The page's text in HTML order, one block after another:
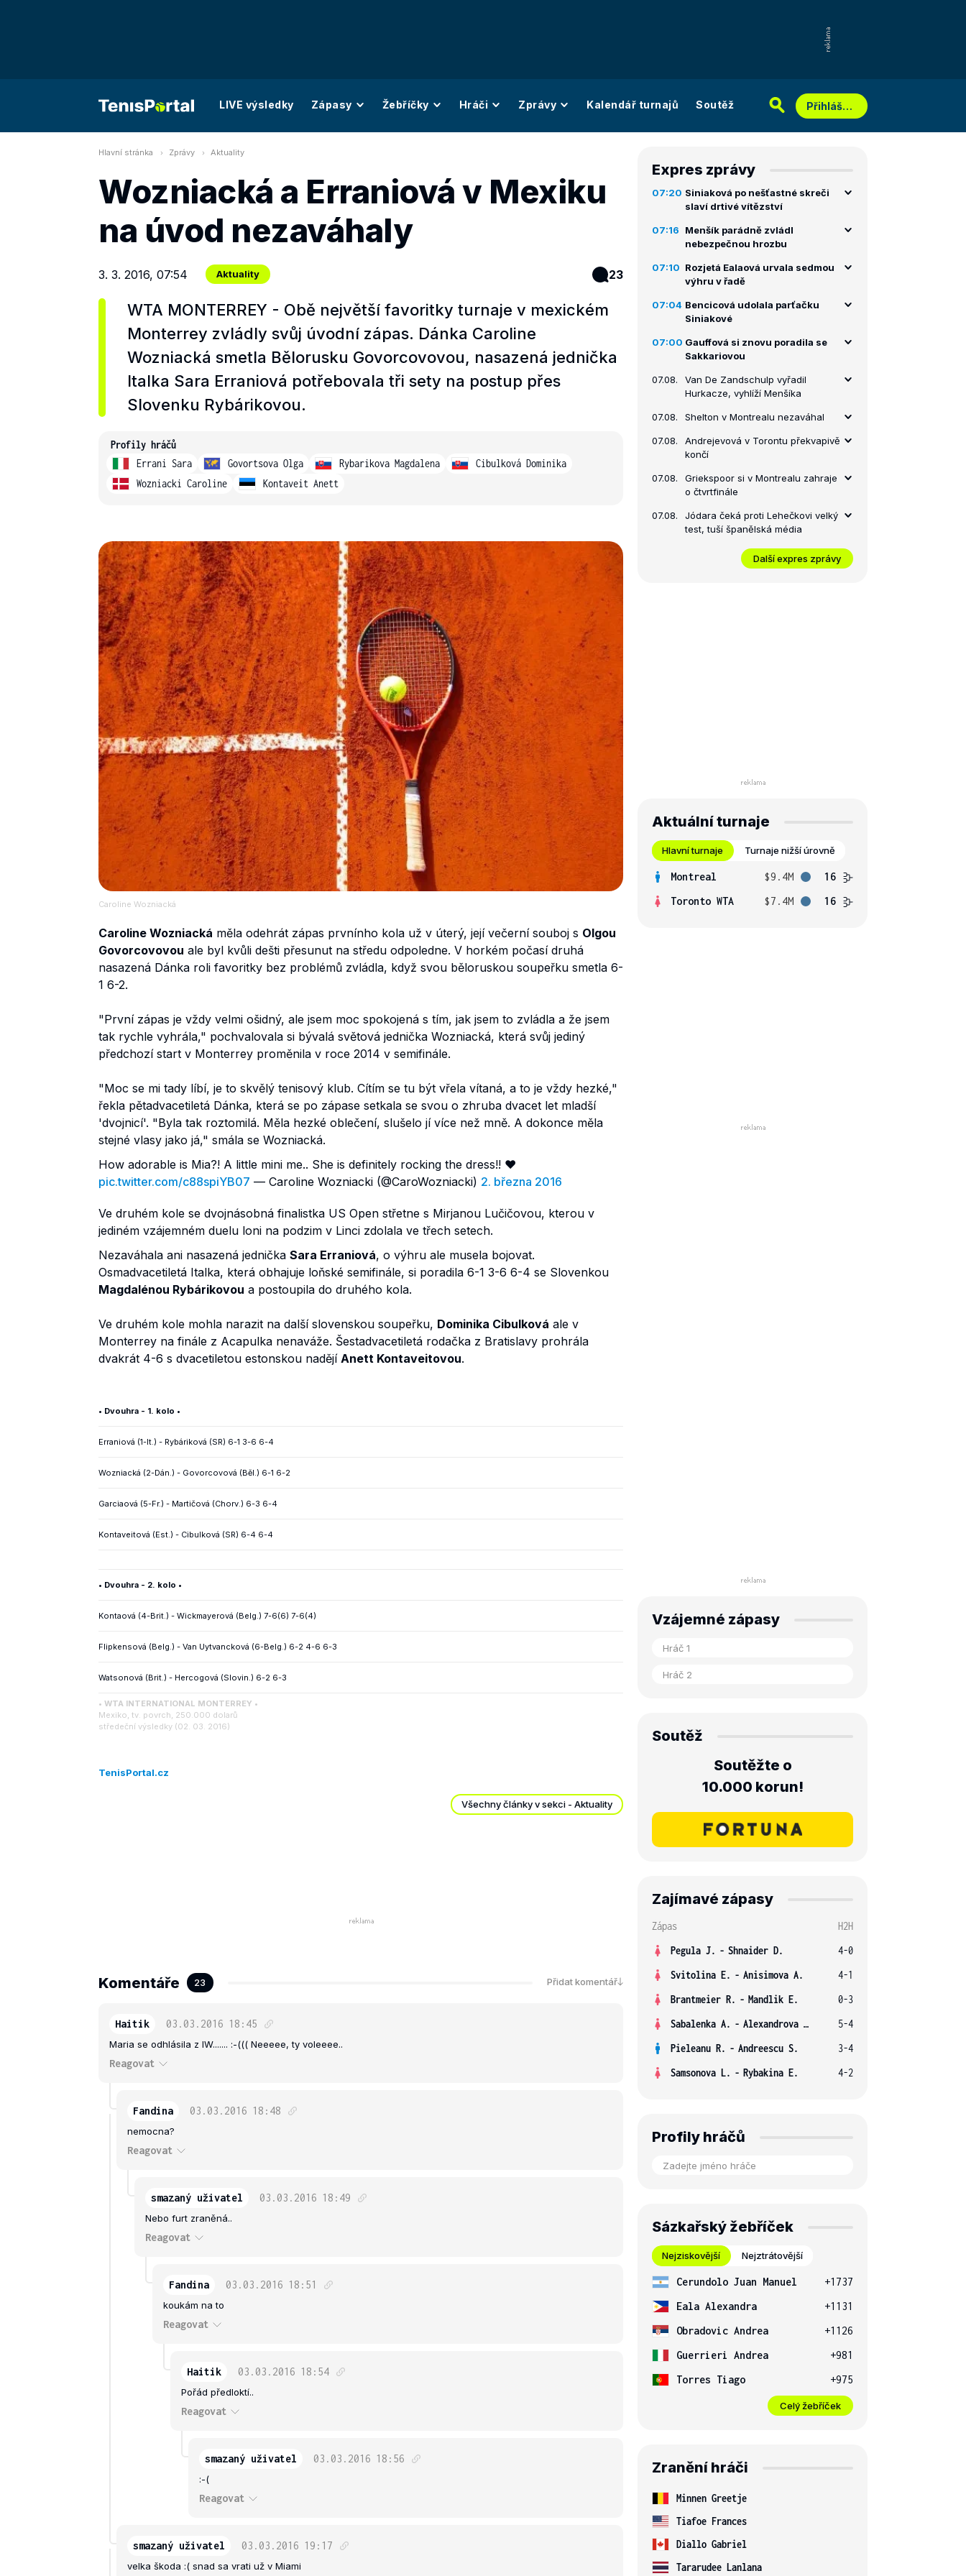
LIVE výsledky Zápasy Žebříčky Hráči Zprávy Kalendář turnajů Soutěž Přihlášení
Hlavní stránka Zprávy Aktuality
Wozniacká a Erraniová v Mexiku
na úvod nezaváhaly
3. 3. 2016, 07:54 Aktuality 23
WTA MONTERREY - Obě největší favoritky turnaje v mexickém
Monterrey zvládly svůj úvodní zápas. Dánka Caroline
Wozniacká smetla Bělorusku Govorcovovou, nasazená jednička
Italka Sara Erraniová potřebovala tři sety na postup přes
Slovenku Rybárikovou.
Profily hráčů
Errani Sara
Govortsova Olga Rybarikova Magdalena
Cibulková Dominika
Wozniacki Caroline
Kontaveit Anett
Caroline Wozniacká
Caroline Wozniacká měla odehrát zápas prvnínho kola už v úterý, její večerní souboj s Olgou
Govorcovovou ale byl kvůli dešti přesunut na středu odpoledne. V horkém počasí druhá
nasazená Dánka roli favoritky bez problémů zvládla, když svou běloruskou soupeřku smetla 6-
1 6-2.
"První zápas je vždy velmi ošidný, ale jsem moc spokojená s tím, jak jsem to zvládla a že jsem
tak rychle vyhrála," pochvalovala si bývalá světová jednička Wozniacká, která svůj jediný
předchozí start v Monterrey proměnila v roce 2014 v semifinále.
"Moc se mi tady líbí, je to skvělý tenisový klub. Cítím se tu být vřela vítaná, a to je vždy hezké,"
řekla pětadvacetiletá Dánka, která se po zápase setkala se svou o zhruba dvacet let mladší
'dvojnicí'. "Byla tak roztomilá. Měla hezké oblečení, slušelo jí více než mně. A dokonce měla
stejné vlasy jako já," smála se Wozniacká.
How adorable is Mia?! A little mini me.. She is definitely rocking the dress!! ❤️
pic.twitter.com/c88spiYB07 — Caroline Wozniacki (@CaroWozniacki) 2. března 2016
Ve druhém kole se dvojnásobná finalistka US Open střetne s Mirjanou Lučičovou, kterou v
jediném vzájemném duelu loni na podzim v Linci zdolala ve třech setech.
Nezaváhala ani nasazená jednička Sara Erraniová, o výhru ale musela bojovat.
Osmadvacetiletá Italka, která obhajuje loňské semifinále, si poradila 6-1 3-6 6-4 se Slovenkou
Magdalénou Rybárikovou a postoupila do druhého kola.
Ve druhém kole mohla narazit na další slovenskou soupeřku, Dominika Cibulková ale v
Monterrey na finále z Acapulka nenaváže. Šestadvacetiletá rodačka z Bratislavy prohrála
dvakrát 4-6 s dvacetiletou estonskou nadějí Anett Kontaveitovou.
• WTA INTERNATIONAL MONTERREY •
Mexiko, tv. povrch, 250.000 dolarů
středeční výsledky (02. 03. 2016)
• Dvouhra - 1. kolo •
Erraniová (1-It.) - Rybáriková (SR) 6-1 3-6 6-4
Wozniacká (2-Dán.) - Govorcovová (Běl.) 6-1 6-2
Garciaová (5-Fr.) - Martičová (Chorv.) 6-3 6-4
Kontaveitová (Est.) - Cibulková (SR) 6-4 6-4
• Dvouhra - 2. kolo •
Kontaová (4-Brit.) - Wickmayerová (Belg.) 7-6(6) 7-6(4)
Flipkensová (Belg.) - Van Uytvancková (6-Belg.) 6-2 4-6 6-3
Watsonová (Brit.) - Hercogová (Slovin.) 6-2 6-3
TenisPortal.cz
Všechny články v sekci - Aktuality
Komentáře 23 Přidat komentář
Haitik 03.03.2016 18:45
Maria se odhlásila z IW....... :-((( Neeeee, ty voleeee..
Reagovat
Fandina 03.03.2016 18:48
nemocna?
Reagovat
smazaný uživatel 03.03.2016 18:49
Nebo furt zraněná..
Reagovat
Fandina 03.03.2016 18:51
koukám na to
Reagovat
Haitik 03.03.2016 18:54
Pořád předloktí..
Reagovat
smazaný uživatel 03.03.2016 18:56
:-(
Reagovat
smazaný uživatel 03.03.2016 19:17
velka škoda :( snad sa vrati už v Miami
Expres zprávy
07:20 Siniaková po nešťastné skreči
slaví drtivé vítězství
07:16
Menšík parádně zvládl
nebezpečnou hrozbu
07:10 Rozjetá Ealaová urvala sedmou
výhru v řadě
07:04 Bencicová udolala parťačku
Siniakové
07:00 Gauffová si znovu poradila se
Sakkariovou
07.08.
Van De Zandschulp vyřadil
Hurkacze, vyhlíží Menšíka
07.08. Shelton v Montrealu nezaváhal
07.08.
Andrejevová v Torontu překvapivě
končí
07.08.
Griekspoor si v Montrealu zahraje
o čtvrtfinále
07.08.
Jódara čeká proti Lehečkovi velký
test, tuší španělská média
Další expres zprávy
Aktuální turnaje
Hlavní turnaje Turnaje nižší úrovně
Montreal $9.4M
16
Toronto WTA
$7.4M 16
Vzájemné zápasy
Soutěž
Soutěžte o
10.000 korun!
Zajímavé zápasy
Zápas
H2H
Pegula J. - Shnaider D.
4-0
Svitolina E. - Anisimova A.
4-1
Brantmeier R. - Mandlik E.
0-3
Sabalenka A. - Alexandrova E.
5-4
Pieleanu R. - Andreescu S.
3-4
Samsonova L. - Rybakina E. 4-2
Profily hráčů
Sázkařský žebříček
Nejziskovější Nejztrátovější
Cerundolo Juan Manuel
+1737
Eala Alexandra
+1131
Obradovic Andrea
+1126
Guerrieri Andrea
+981
Torres Tiago
+975
Celý žebříček
Zranění hráči
Minnen Greetje
Tiafoe Frances
Diallo Gabriel
Tararudee Lanlana